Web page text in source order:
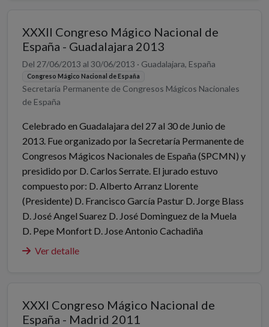
XXXII Congreso Mágico Nacional de
España - Guadalajara 2013
Del 27/06/2013 al 30/06/2013 · Guadalajara, España
Congreso Mágico Nacional de España
Secretaría Permanente de Congresos Mágicos Nacionales
de España
Celebrado en Guadalajara del 27 al 30 de Junio de
2013. Fue organizado por la Secretaría Permanente de
Congresos Mágicos Nacionales de España (SPCMN) y
presidido por D. Carlos Serrate. El jurado estuvo
compuesto por: D. Alberto Arranz Llorente
(Presidente) D. Francisco García Pastur D. Jorge Blass
D. José Angel Suarez D. José Dominguez de la Muela
D. Pepe Monfort D. Jose Antonio Cachadiña
Ver detalle
XXXI Congreso Mágico Nacional de
España - Madrid 2011